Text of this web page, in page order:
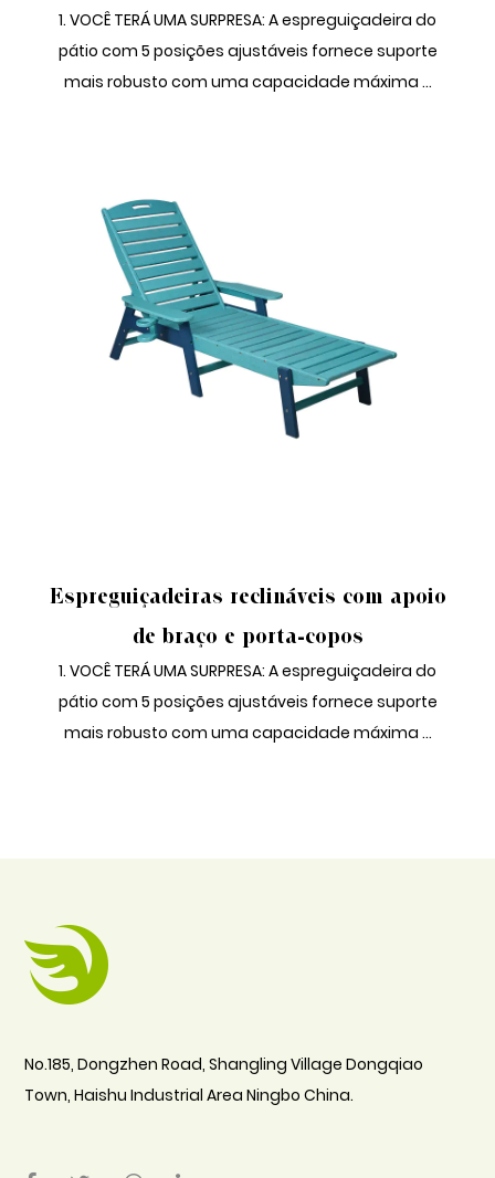
1. VOCÊ TERÁ UMA SURPRESA: A espreguiçadeira do
pátio com 5 posições ajustáveis ​​fornece suporte
mais robusto com uma capacidade máxima ...
Espreguiçadeiras reclináveis ​​com apoio
de braço e porta-copos
1. VOCÊ TERÁ UMA SURPRESA: A espreguiçadeira do
pátio com 5 posições ajustáveis ​​fornece suporte
mais robusto com uma capacidade máxima ...
No.185, Dongzhen Road, Shangling Village Dongqiao
Town, Haishu Industrial Area Ningbo China.